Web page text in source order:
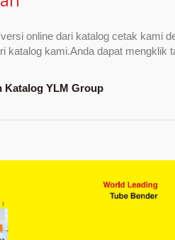
online dari katalog cetak kami
katalog kami.Anda dapat mengklik
Katalog YLM Group